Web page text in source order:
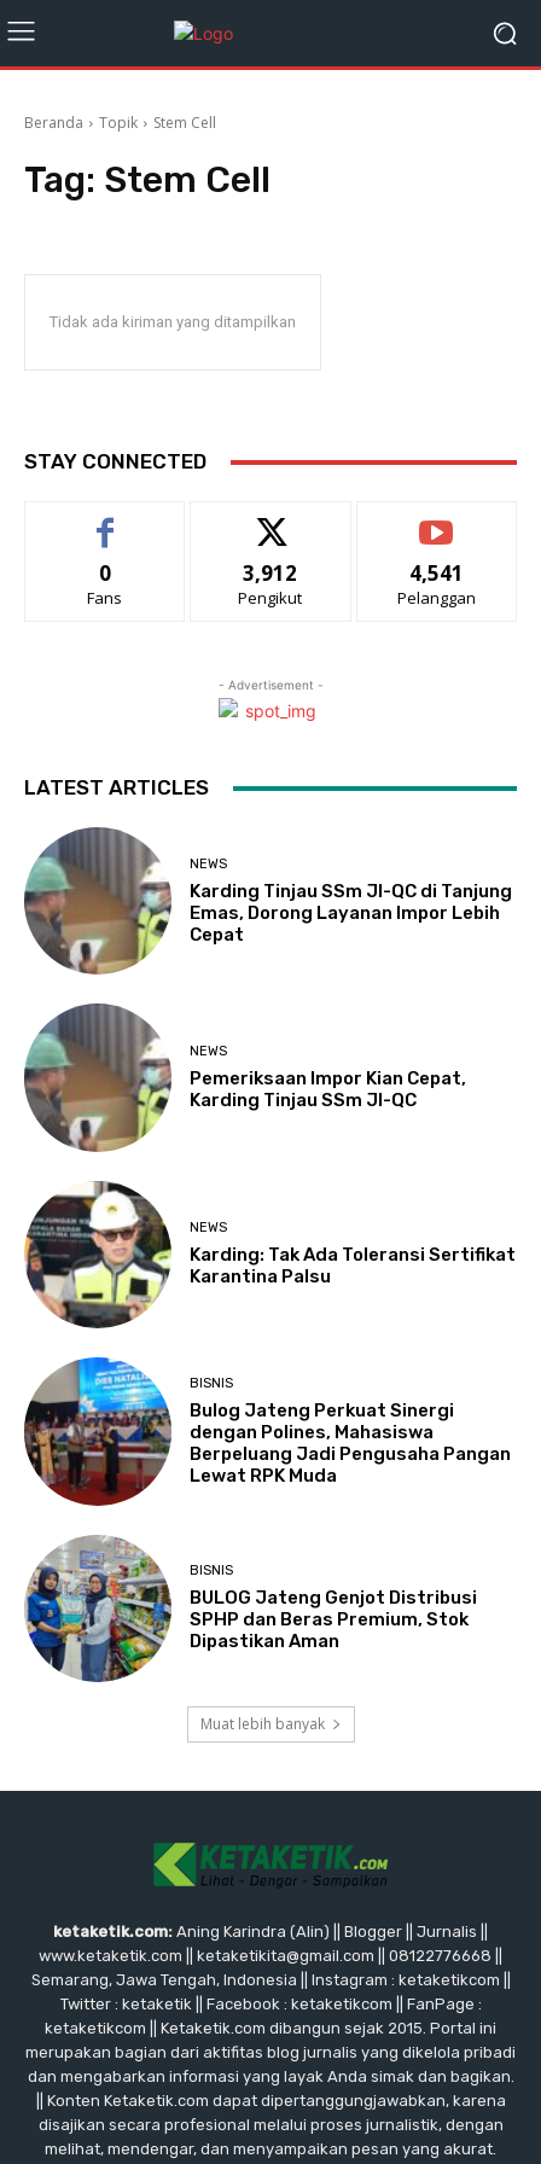
Beranda Topik Stem Cell
Tag: Stem Cell
Tidak ada kiriman yang ditampilkan
STAY CONNECTED
0
Fans
3,912
Pengikut
4,541
Pelanggan
- Advertisement -
LATEST ARTICLES
NEWS
Karding Tinjau SSm JI-QC di Tanjung
Emas, Dorong Layanan Impor Lebih
Cepat
NEWS
Pemeriksaan Impor Kian Cepat,
Karding Tinjau SSm JI-QC
NEWS
Karding: Tak Ada Toleransi Sertifikat
Karantina Palsu
BISNIS
Bulog Jateng Perkuat Sinergi
dengan Polines, Mahasiswa
Berpeluang Jadi Pengusaha Pangan
Lewat RPK Muda
BISNIS
BULOG Jateng Genjot Distribusi
SPHP dan Beras Premium, Stok
Dipastikan Aman
Muat lebih banyak
ketaketik.com: Aning Karindra (Alin) || Blogger || Jurnalis ||
www.ketaketik.com || ketaketikita@gmail.com || 08122776668 ||
Semarang, Jawa Tengah, Indonesia || Instagram : ketaketikcom ||
Twitter : ketaketik || Facebook : ketaketikcom || FanPage :
ketaketikcom || Ketaketik.com dibangun sejak 2015. Portal ini
merupakan bagian dari aktifitas blog jurnalis yang dikelola pribadi
dan mengabarkan informasi yang layak Anda simak dan bagikan.
|| Konten Ketaketik.com dapat dipertanggungjawabkan, karena
disajikan secara profesional melalui proses jurnalistik, dengan
melihat, mendengar, dan menyampaikan pesan yang akurat.